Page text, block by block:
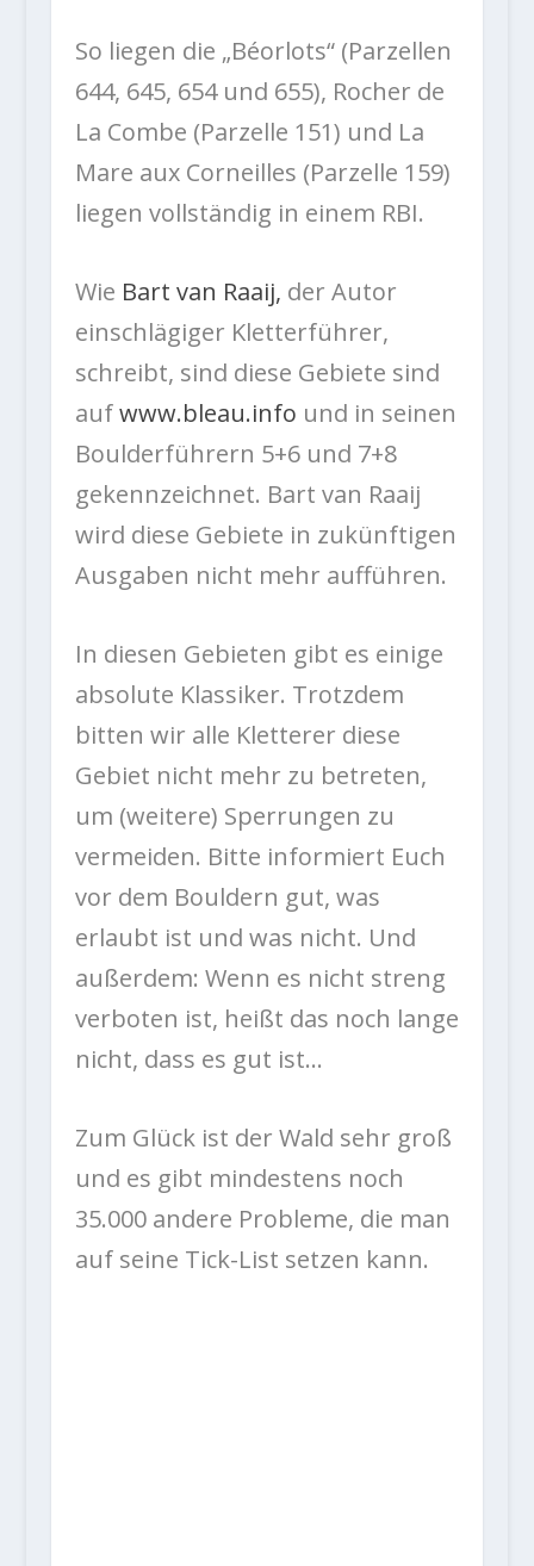
So liegen die „Béorlots“ (Parzellen
644, 645, 654 und 655), Rocher de
La Combe (Parzelle 151) und La
Mare aux Corneilles (Parzelle 159)
liegen vollständig in einem RBI.
Wie Bart van Raaij, der Autor
einschlägiger Kletterführer,
schreibt, sind diese Gebiete sind
aufwww.bleau.info und in seinen
Boulderführern 5+6 und 7+8
gekennzeichnet. Bart van Raaij
wird diese Gebiete in zukünftigen
Ausgaben nicht mehr aufführen.
In diesen Gebieten gibt es einige
absolute Klassiker. Trotzdem
bitten wir alle Kletterer diese
Gebiet nicht mehr zu betreten,
um (weitere) Sperrungen zu
vermeiden. Bitte informiert Euch
vor dem Bouldern gut, was
erlaubt ist und was nicht. Und
außerdem: Wenn es nicht streng
verboten ist, heißt das noch lange
nicht, dass es gut ist…
Zum Glück ist der Wald sehr groß
und es gibt mindestens noch
35.000 andere Probleme, die man
auf seine Tick-List setzen kann.